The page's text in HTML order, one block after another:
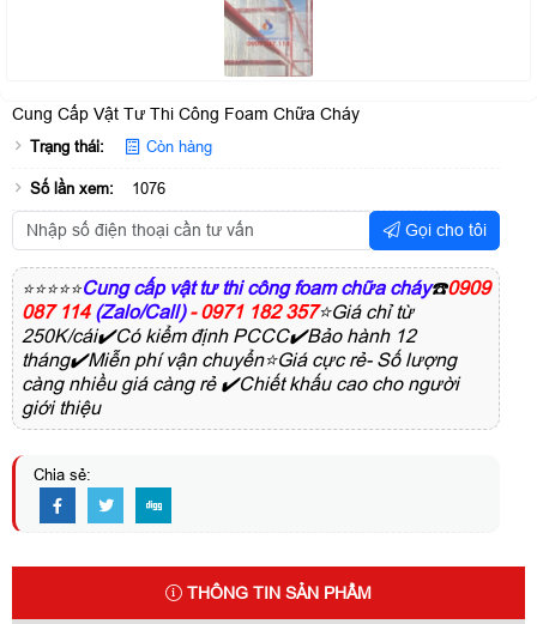
Cung Cấp Vật Tư Thi Công Foam Chữa Cháy
Trạng thái: Còn hàng
Số lần xem: 1076
Gọi cho tôi
⭐⭐⭐⭐⭐Cung cấp vật tư thi công foam chữa cháy☎️0909
087 114(Zalo/Call) - 0971 182 357⭐Giá chỉ từ
250K/cái✔️Có kiểm định PCCC✔️Bảo hành 12
tháng✔️Miễn phí vận chuyển⭐Giá cực rẻ- Số lượng
càng nhiều giá càng rẻ ✔️Chiết khấu cao cho người
giới thiệu
Chia sẻ:
THÔNG TIN SẢN PHẨM